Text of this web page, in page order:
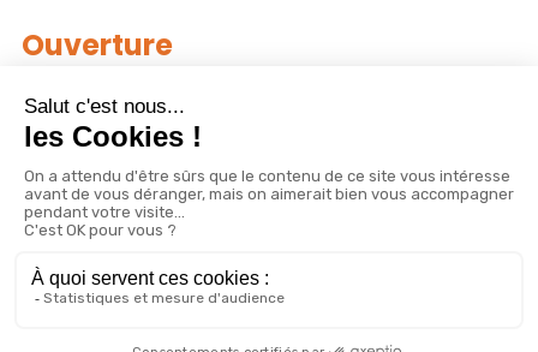
Ouverture
Du 02/01 au 31/12/2026 le mardi, jeudi, vendredi et
samedi de 10h à 15h et de 18h à 22h.
Réservation
Eden Café :
04 50 48 18 82